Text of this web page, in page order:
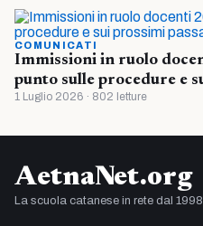
COMUNICATI
Immissioni in ruolo
punto sulle procedure e
1 Luglio 2026 · 802 letture
AetnaNet.org
La scuola catanese in rete dal 1998